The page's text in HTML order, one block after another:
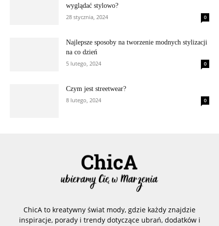
wyglądać stylowo?
28 stycznia, 2024
0
Najlepsze sposoby na tworzenie modnych stylizacji
na co dzień
5 lutego, 2024
0
Czym jest streetwear?
8 lutego, 2024
0
ChicA to kreatywny świat mody, gdzie każdy znajdzie
inspiracje, porady i trendy dotyczące ubrań, dodatków i